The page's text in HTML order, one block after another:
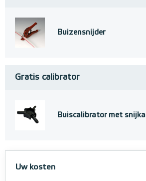
Buizensnijder
Gratis calibrator
Buiscalibrator met
Uw kosten